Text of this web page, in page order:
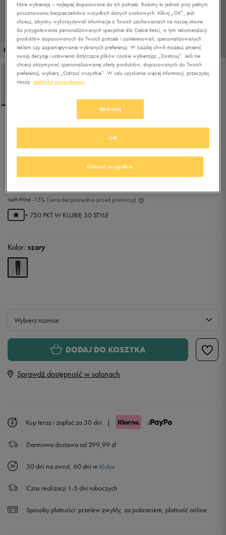
PROMO: DO -30%
NIKE SPODNIE G NSW
TREND FLC CF PANT GIRL
149,99zł-15% (cena bezpośrednio przed promocją)
127,49złz Vat
+ 750 PKT W KLUBIE 50 STYLE
Kolor: szary
Wybierz rozmiar
Rozmiary EU Rozmiary US
128-137
147-158
158-170
DODAJ DO KOSZYKA
Sprawdź dostępność w salonach
Kup teraz i zapłać za 30 dni |
Darmowa dostawa od 299,99 zł
30 dni na zwrot, 60 dni w Klubie
Czas realizacji 1-5 dni roboczych
Sposoby płatności: przelew zwykły, za pobraniem, płatność online
które wybierają – najlepiej dopasowane do ich potrzeb. Robimy to jednak przy pełnym
poszanowaniu bezpieczeństwa wszystkich danych osobowych. Kliknij „OK”, jeśli
chcesz, abyśmy wykorzystywali informacje o Twoich zachowaniach na naszej stronie
do przygotowania personalizowanych specjalnie dla Ciebie treści, w tym rekomendacji
produktów dopasowanych do Twoich potrzeb i zainteresowań, spersonalizowanych
reklam czy zapamiętywanie wybranych preferencji. W każdej chwili możesz zmienić
swoją decyzję i ustawienia dotyczące plików cookie wybierając „Dostosuj”. Jeśli nie
chcesz otrzymywać spersonalizowanej oferty produktów, dopasowanych do Twoich
preferencji, wybierz „Odrzuć wszystkie”. W celu uzyskania więcej informacji, przeczytaj
naszą
politykę prywatności.
Dostosuj
Odrzuć wszystkie
OK